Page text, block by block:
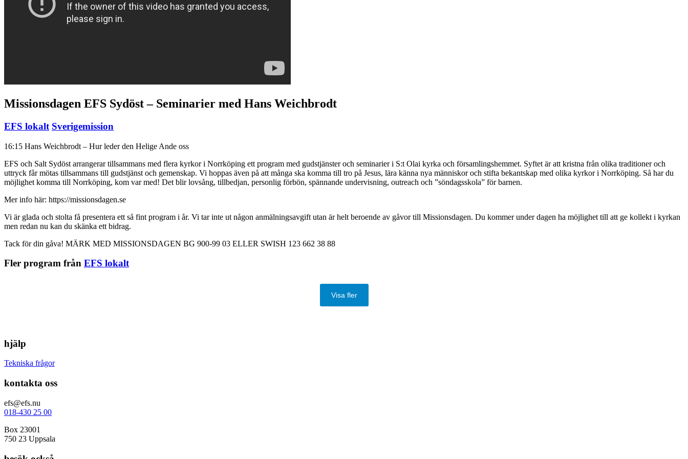
Missionsdagen EFS Sydöst – Seminarier med Hans Weichbrodt
EFS lokalt Sverigemission
16:15 Hans Weichbrodt – Hur leder den Helige Ande oss
EFS och Salt Sydöst arrangerar tillsammans med flera kyrkor i Norrköping ett program med gudstjänster och seminarier i S:t Olai kyrka och församlingshemmet. Syftet är att kristna från olika traditioner och
uttryck får mötas tillsammans till gudstjänst och gemenskap. Vi hoppas även på att många ska komma till tro på Jesus, lära känna nya människor och stifta bekantskap med olika kyrkor i Norrköping. Så har du
möjlighet komma till Norrköping, kom var med! Det blir lovsång, tillbedjan, personlig förbön, spännande undervisning, outreach och ”söndagsskola” för barnen.
Mer info här: https://missionsdagen.se
Vi är glada och stolta få presentera ett så fint program i år. Vi tar inte ut någon anmälningsavgift utan är helt beroende av gåvor till Missionsdagen. Du kommer under dagen ha möjlighet till att ge kollekt i kyrkan
men redan nu kan du skänka ett bidrag.
Tack för din gåva! MÄRK MED MISSIONSDAGEN BG 900-99 03 ELLER SWISH 123 662 38 88
Fler program från EFS lokalt
Visa fler
hjälp
Tekniska frågor
kontakta oss
efs@efs.nu
018-430 25 00
Box 23001
750 23 Uppsala